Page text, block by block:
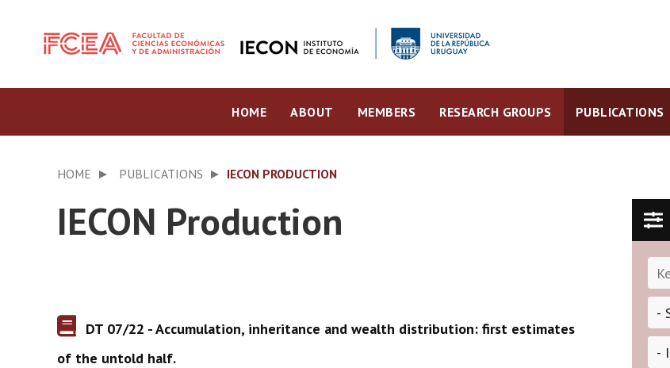
HOME ABOUT MEMBERS RESEARCH GROUPS PUBLICATIONS
HOME PUBLICATIONS IECON PRODUCTION
IECON Production
DT 07/22 - Accumulation, inheritance and wealth distribution: first estimates
of the untold half.